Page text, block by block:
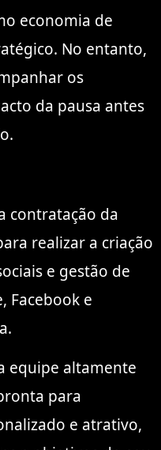
economia de
No entanto,
os
da pausa antes
contratação da
realizar a criação
e gestão de
Facebook e
equipe altamente
para
e atrativo,